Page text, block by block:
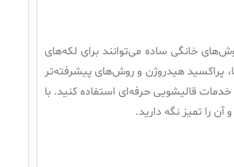
خانگی ساده می‌توانند برای لکه‌های
پراکسید هیدروژن و روش‌های پیشرفته‌تر
قالیشویی حرفه‌ای استفاده کنید. با
را تمیز نگه دارید.